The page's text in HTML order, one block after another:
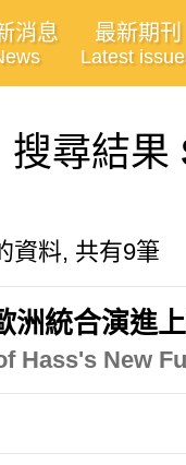
消息 最新期刊
Latest
搜尋結果
資料, 共有9筆
洲統合演進
Hass's New